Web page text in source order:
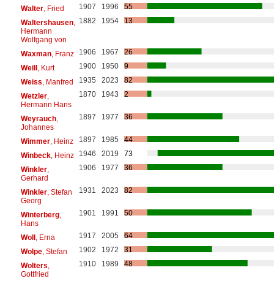
Walter, Fried 1907 1996
55
Waltershausen,
Hermann
Wolfgang von
1882 1954 13
Waxman, Franz 1906 1967
26
Weill, Kurt 1900 1950
9
Weiss , Manfred 1935 2023
82
Wetzler,
Hermann Hans
1870 1943 2
Weyrauch,
Johannes
1897 1977 36
Wimmer, Heinz 1897 1985
44
Winbeck, Heinz 1946 2019
73
Winkler,
Gerhard
1906 1977 36
Winkler, Stefan
Georg
1931 2023 82
Winterberg,
Hans
1901 1991 50
Woll, Erna 1917 2005
64
Wolpe, Stefan 1902 1972
31
Wolters
Gottfried
1910 1989 48